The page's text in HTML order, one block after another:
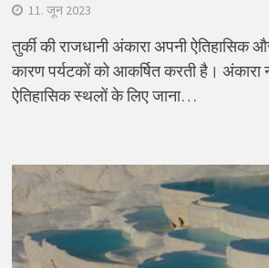
11. जून 2023
तुर्की की राजधानी अंकारा अपनी
कारण पर्यटकों को आकर्षित करती है।
ऐतिहासिक स्थलों के लिए जाना…